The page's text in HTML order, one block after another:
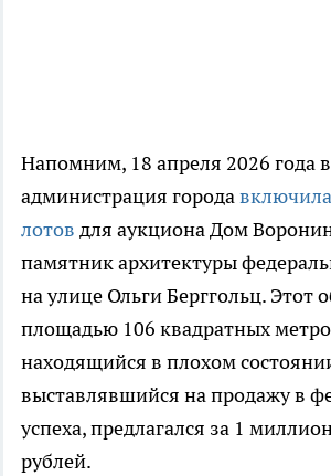
Напомним, 18 апреля 2026 года
администрация города
лотов для аукциона Дом
памятник архитектуры
на улице Ольги Берггольц. Этот
площадью 106 квадратных
находящийся в плохом
выставлявшийся на продажу в
успеха, предлагался за 1
рублей.